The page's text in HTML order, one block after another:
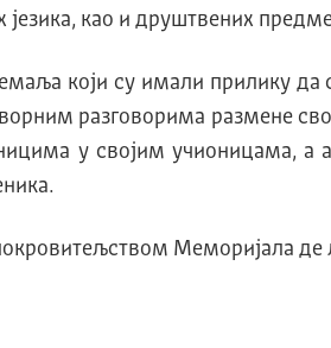
језика, као и друштвених
који су имали прилику
разговорима размене
у својим учионицама, а
Меморијала